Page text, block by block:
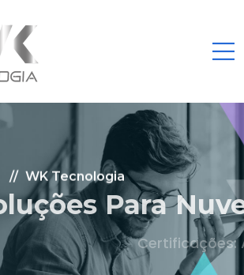
WK Tecnologia
Para Nuvem.
AWS Partner, Microsoft Gold